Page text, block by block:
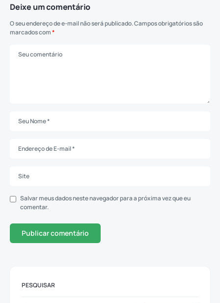
Deixe um comentário
O seu endereço de e-mail não será publicado.Campos obrigatórios são
marcados com*
Salvar meus dados neste navegador para a próxima vez que eu
comentar.
PESQUISAR